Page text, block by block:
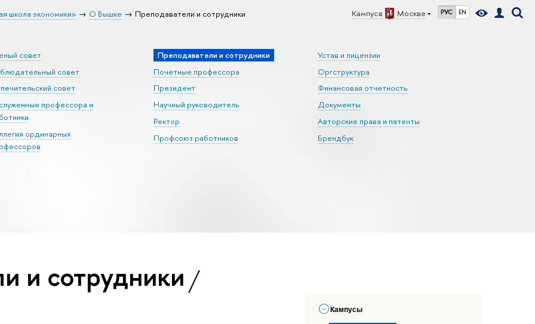
Кампус в Москве РУС EN
школа экономики» О Вышке Преподаватели и сотрудники
совет
совет
совет
профессора и
ординарных
Преподаватели и сотрудники
Почетные профессора
Президент
Научный руководитель
Ректор
Профсоюз работников
Устав и лицензии
Оргструктура
Финансовая отчетность
Документы
Авторские права и патенты
Брендбук
Кампусы
и сотрудники